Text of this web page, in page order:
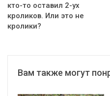
кто-то оставил 2-ух
кроликов. Или это не
кролики?
Вам также могут